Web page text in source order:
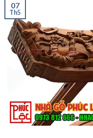
07
Th5